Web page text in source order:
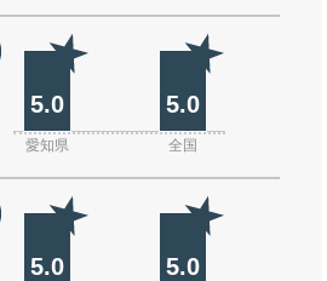
5.0 5.0
愛知県 全国
5.0 5.0